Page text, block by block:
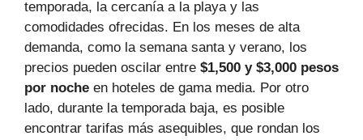
temporada, la cercanía a la playa y las
comodidades ofrecidas. En los meses de alta
demanda, como la semana santa y verano, los
precios pueden oscilar entre $1,500 y $3,000 pesos
por noche en hoteles de gama media. Por otro
lado, durante la temporada baja, es posible
encontrar tarifas más asequibles, que rondan los